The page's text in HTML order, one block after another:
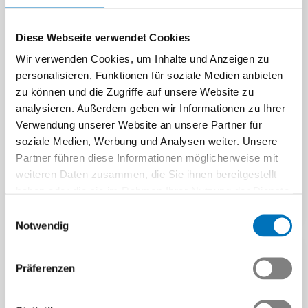
Diese Webseite verwendet Cookies
Wir verwenden Cookies, um Inhalte und Anzeigen zu
personalisieren, Funktionen für soziale Medien anbieten
zu können und die Zugriffe auf unsere Website zu
analysieren. Außerdem geben wir Informationen zu Ihrer
Verwendung unserer Website an unsere Partner für
soziale Medien, Werbung und Analysen weiter. Unsere
Partner führen diese Informationen möglicherweise mit
weiteren Daten zusammen, die Sie ihnen bereitgestellt
Notwendig
Präferenzen
Montageeinsätzen
Nach Montageeinsätzen
gelten klare Ruhezeiten. So
planen Arbeitgeber Rückkehr,
Ausgleich und…
Beitrag | 01.07.2026
Transparenzgesetz
bringt neue
Meldepflichten
betroffene Unternehmen ihre
wirtschaftlich berechtigten
Personen melden.